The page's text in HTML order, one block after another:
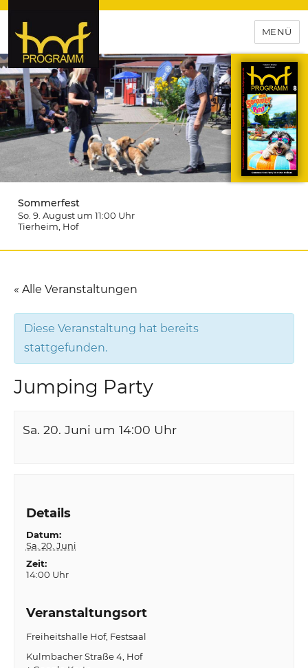
hof-programm – das
Veranstaltungsportal für
Hochfranken
MENÜ
Sommerfest
So. 9. August um 11:00 Uhr
Tierheim , Hof
« Alle Veranstaltungen
Diese Veranstaltung hat bereits
stattgefunden.
Jumping Party
Sa. 20. Juni um 14:00 Uhr
Details
Datum:
Sa. 20. Juni
Zeit:
14:00 Uhr
Veranstaltungsort
Freiheitshalle Hof, Festsaal
Kulmbacher Straße 4 Hof